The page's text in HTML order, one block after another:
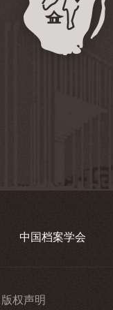
中国档案学会
版权声明